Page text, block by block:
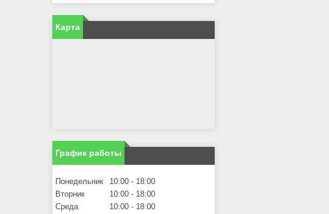
Карта
График работы
Понедельник 10:00
18:00
Вторник
10:00
18:00
Среда
10:00
18:00